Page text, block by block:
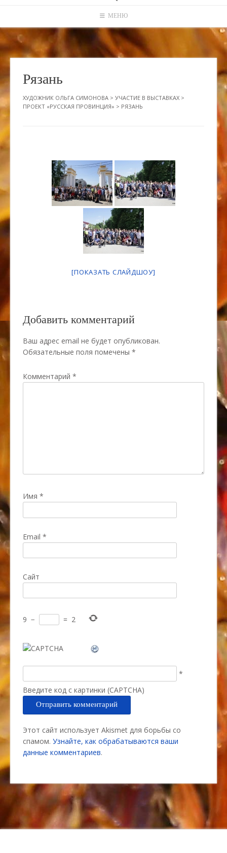
МЕНЮ
Рязань
ХУДОЖНИК ОЛЬГА СИМОНОВА > УЧАСТИЕ В ВЫСТАВКАХ >
ПРОЕКТ «РУССКАЯ ПРОВИНЦИЯ» > РЯЗАНЬ
[ПОКАЗАТЬ СЛАЙДШОУ]
Добавить комментарий
Ваш адрес email не будет опубликован.
Обязательные поля помечены *
Комментарий *
Имя *
Email *
Сайт
9 − = 2
Введите код с картинки (CAPTCHA)
*
Этот сайт использует Akismet для борьбы со
спамом. Узнайте, как обрабатываются ваши
данные комментариев.